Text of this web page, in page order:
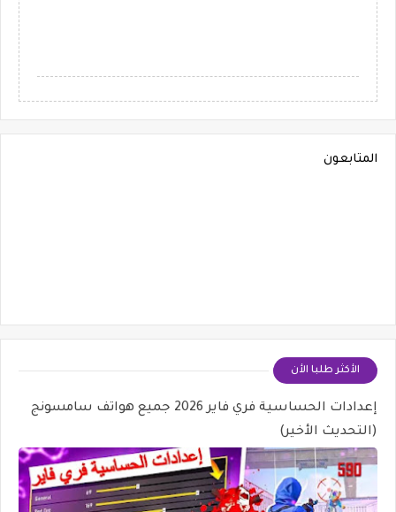
المتابعون
الأكثر طلبا الأن
إعدادات الحساسية فري فاير 2026 جميع هواتف سامسونج
(التحديث الأخير)